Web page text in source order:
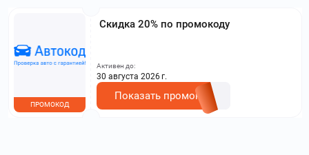
Скидка 20% по промокоду
ПРОМОКОД
Активен до:
30 августа 2026 г.
Показать промокод